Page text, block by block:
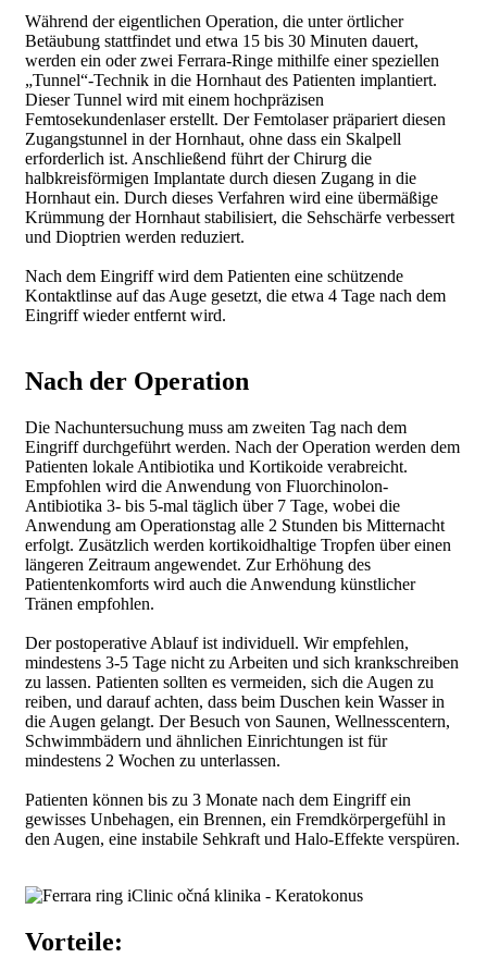
Während der eigentlichen Operation, die unter örtlicher
Betäubung stattfindet und etwa 15 bis 30 Minuten dauert,
werden ein oder zwei Ferrara-Ringe mithilfe einer speziellen
„Tunnel“-Technik in die Hornhaut des Patienten implantiert.
Dieser Tunnel wird mit einem hochpräzisen
Femtosekundenlaser erstellt. Der Femtolaser präpariert diesen
Zugangstunnel in der Hornhaut, ohne dass ein Skalpell
erforderlich ist. Anschließend führt der Chirurg die
halbkreisförmigen Implantate durch diesen Zugang in die
Hornhaut ein. Durch dieses Verfahren wird eine übermäßige
Krümmung der Hornhaut stabilisiert, die Sehschärfe verbessert
und Dioptrien werden reduziert.
Nach dem Eingriff wird dem Patienten eine schützende
Kontaktlinse auf das Auge gesetzt, die etwa 4 Tage nach dem
Eingriff wieder entfernt wird.
Nach der Operation
Die Nachuntersuchung muss am zweiten Tag nach dem
Eingriff durchgeführt werden. Nach der Operation werden dem
Patienten lokale Antibiotika und Kortikoide verabreicht.
Empfohlen wird die Anwendung von Fluorchinolon-
Antibiotika 3- bis 5-mal täglich über 7 Tage, wobei die
Anwendung am Operationstag alle 2 Stunden bis Mitternacht
erfolgt. Zusätzlich werden kortikoidhaltige Tropfen über einen
längeren Zeitraum angewendet. Zur Erhöhung des
Patientenkomforts wird auch die Anwendung künstlicher
Tränen empfohlen.
Der postoperative Ablauf ist individuell. Wir empfehlen,
mindestens 3-5 Tage nicht zu Arbeiten und sich krankschreiben
zu lassen. Patienten sollten es vermeiden, sich die Augen zu
reiben, und darauf achten, dass beim Duschen kein Wasser in
die Augen gelangt. Der Besuch von Saunen, Wellnesscentern,
Schwimmbädern und ähnlichen Einrichtungen ist für
mindestens 2 Wochen zu unterlassen.
Patienten können bis zu 3 Monate nach dem Eingriff ein
gewisses Unbehagen, ein Brennen, ein Fremdkörpergefühl in
den Augen, eine instabile Sehkraft und Halo-Effekte verspüren.
Vorteile: